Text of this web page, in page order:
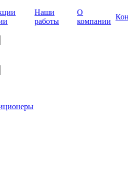
Наши
работы
О
компании